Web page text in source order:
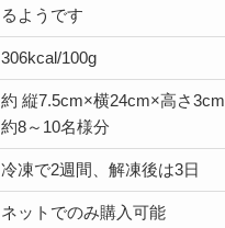
るようです
306kcal/100g
約 縦7.5cm×横24cm×高さ3cm
約8～10名様分
冷凍で2週間、解凍後は3日
ネットでのみ購入可能